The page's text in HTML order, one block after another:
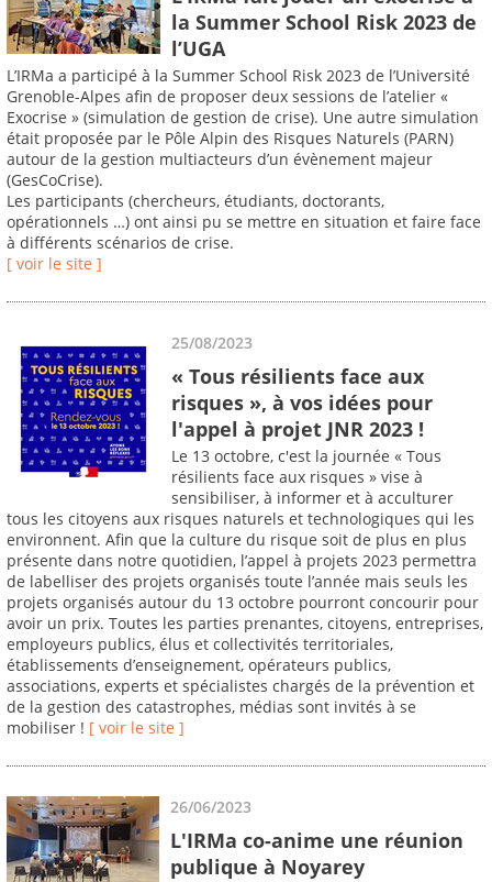
la Summer School Risk 2023 de
l’UGA
L’IRMa a participé à la Summer School Risk 2023 de l’Université
Grenoble-Alpes afin de proposer deux sessions de l’atelier «
Exocrise » (simulation de gestion de crise). Une autre simulation
était proposée par le Pôle Alpin des Risques Naturels (PARN)
autour de la gestion multiacteurs d’un évènement majeur
(GesCoCrise).
Les participants (chercheurs, étudiants, doctorants,
opérationnels …) ont ainsi pu se mettre en situation et faire face
à différents scénarios de crise.
[ voir le site ]
25/08/2023
« Tous résilients face aux
risques », à vos idées pour
l'appel à projet JNR 2023 !
Le 13 octobre, c'est la journée « Tous
résilients face aux risques » vise à
sensibiliser, à informer et à acculturer
tous les citoyens aux risques naturels et technologiques qui les
environnent. Afin que la culture du risque soit de plus en plus
présente dans notre quotidien, l’appel à projets 2023 permettra
de labelliser des projets organisés toute l’année mais seuls les
projets organisés autour du 13 octobre pourront concourir pour
avoir un prix. Toutes les parties prenantes, citoyens, entreprises,
employeurs publics, élus et collectivités territoriales,
établissements d’enseignement, opérateurs publics,
associations, experts et spécialistes chargés de la prévention et
de la gestion des catastrophes, médias sont invités à se
mobiliser ! [ voir le site ]
26/06/2023
L'IRMa co-anime une réunion
publique à Noyarey